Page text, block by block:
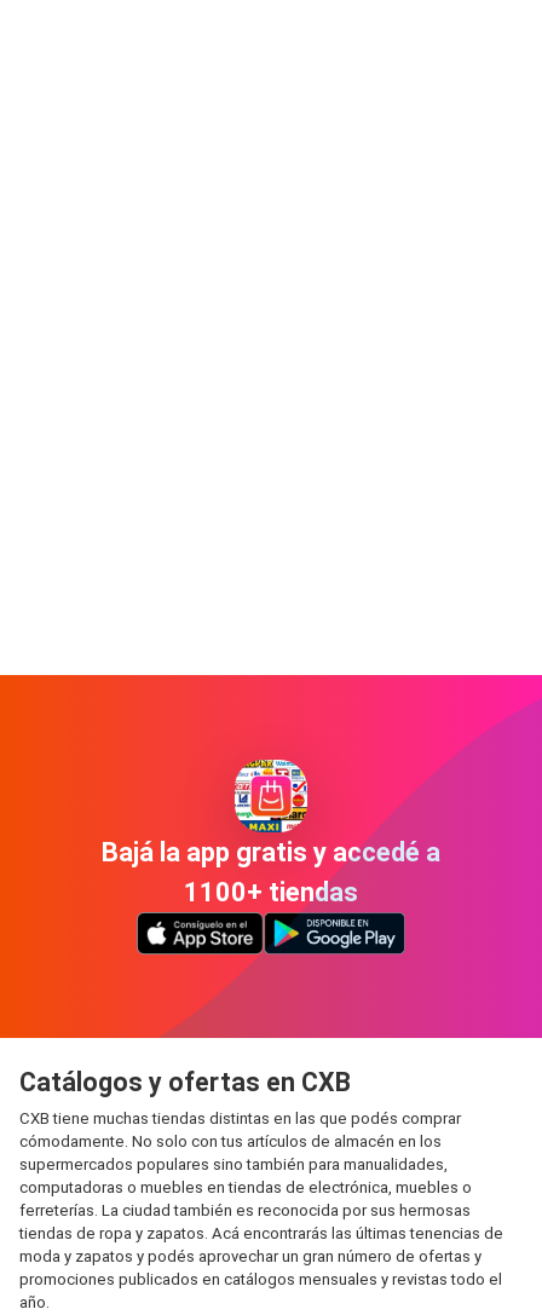
Bajá la app gratis y accedé a
1100+ tiendas
Catálogos y ofertas en CXB
CXB tiene muchas tiendas distintas en las que podés comprar
cómodamente. No solo con tus artículos de almacén en los
supermercados populares sino también para manualidades,
computadoras o muebles en tiendas de electrónica, muebles o
ferreterías. La ciudad también es reconocida por sus hermosas
tiendas de ropa y zapatos. Acá encontrarás las últimas tenencias de
moda y zapatos y podés aprovechar un gran número de ofertas y
promociones publicados en catálogos mensuales y revistas todo el
año.